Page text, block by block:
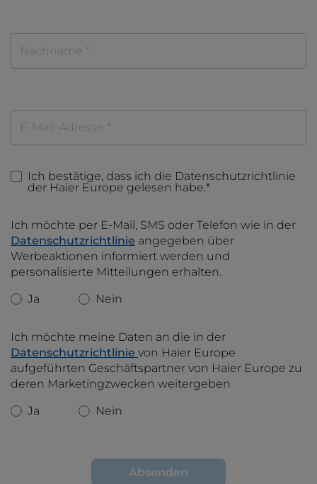
Waschtrockner
Kochen
Kochfelder
Mikrowellenöfen
Kühlgeräte
Weinklimaschränke
KÜCHENKLEINGERÄTE
Wasserkocher
Ich bestätige, dass ich die Datenschutzrichtlinie
der Haier Europe gelesen habe.*
Ich möchte per E-Mail, SMS oder Telefon wie in der
Datenschutzrichtlinie angegeben über
Werbeaktionen informiert werden und
personalisierte Mitteilungen erhalten.
Ja
Nein
Ich möchte meine Daten an die in der
Datenschutzrichtlinie von Haier Europe
aufgeführten Geschäftspartner von Haier Europe zu
deren Marketingzwecken weitergeben
Ja
Nein
Absenden